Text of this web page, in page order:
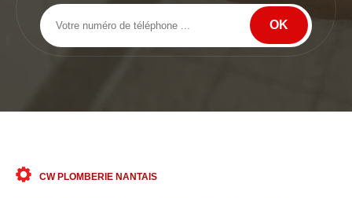
CW PLOMBERIE NANTAIS